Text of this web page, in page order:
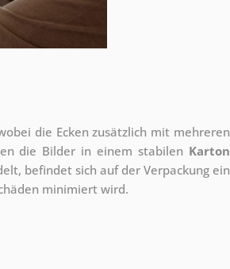
die Ecken zusätzlich mit mehreren
die Bilder in einem stabilen Karton
befindet sich auf der Verpackung ein
minimiert wird.